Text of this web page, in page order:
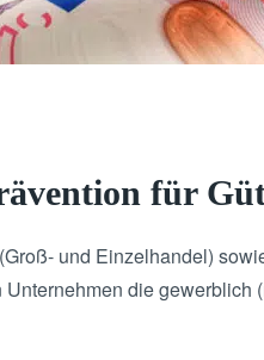
für
und Einzelhandel)
die